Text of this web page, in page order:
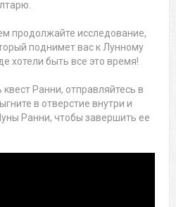
продолжайте исследование,
поднимет вас к Лунному
хотели быть все это время!
Ранни, отправляйтесь в
в отверстие внутри и
Ранни, чтобы завершить ее